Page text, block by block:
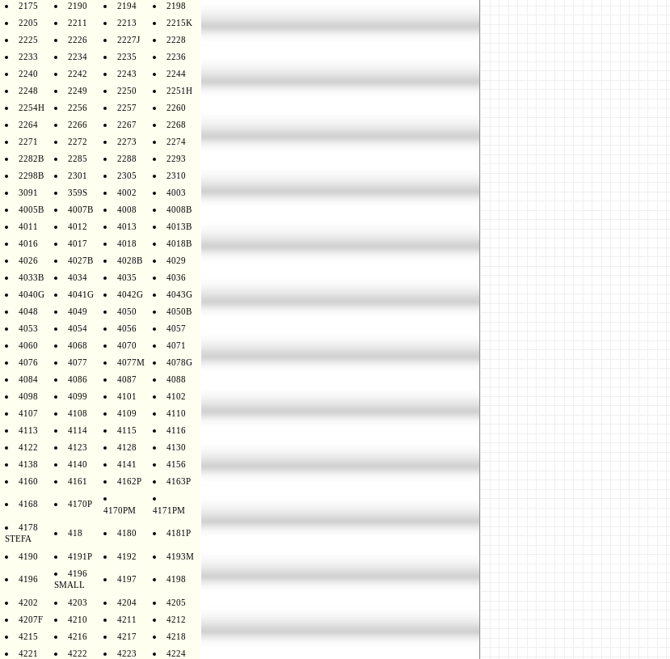
2175 2190 2194
2198
2205 2211 2213
2215K
2225 2226 2227J
2228
2233 2234 2235
2236
2240 2242 2243
2244
2248 2249 2250
2251H
2254H 2256 2257
2260
2264 2266 2267
2268
2271 2272 2273
2274
2282B 2285 2288
2293
2298B 2301 2305
2310
3091 359S 4002
4003
4005B 4007B 4008
4008B
4011 4012 4013
4013B
4016 4017 4018
4018B
4026 4027B 4028B
4029
4033B 4034 4035
4036
4040G 4041G 4042G
4043G
4048 4049 4050
4050B
4053 4054 4056
4057
4060 4068 4070
4071
4076 4077 4077M
4078G
4084 4086 4087
4088
4098 4099 4101
4102
4107 4108 4109
4110
4113 4114 4115
4116
4122 4123 4128
4130
4138 4140 4141
4156
4160 4161 4162P 4163P
4168 4170P
4170PM 4171PM
4178
STEFA
418 4180 4181P
4190 4191P 4192 4193M
4196
4196
SMALL
4197 4198
4202 4203 4204
4205
4207F 4210 4211
4212
4215 4216 4217
4218
4221 4222 4223
4224